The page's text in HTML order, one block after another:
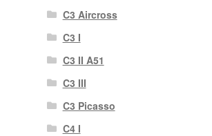
C3 Aircross
C3 I
C3 II A51
C3 III
C3 Picasso
C4 I